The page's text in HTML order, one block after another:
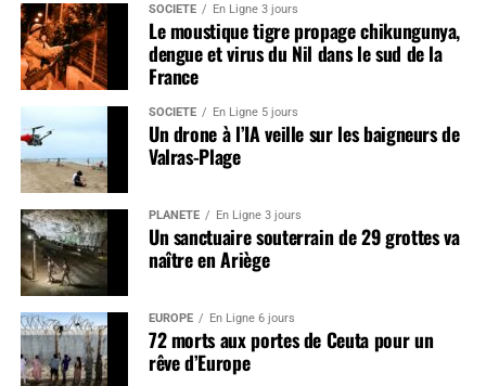
SOCIÉTÉ En Ligne 3 jours
Le moustique tigre propage chikungunya,
dengue et virus du Nil dans le sud de la
France
SOCIÉTÉ En Ligne 5 jours
Un drone à l’IA veille sur les baigneurs de
Valras-Plage
PLANÈTE En Ligne 3 jours
Un sanctuaire souterrain de 29 grottes va
naître en Ariège
EUROPE En Ligne 6 jours
72 morts aux portes de Ceuta pour un
rêve d’Europe